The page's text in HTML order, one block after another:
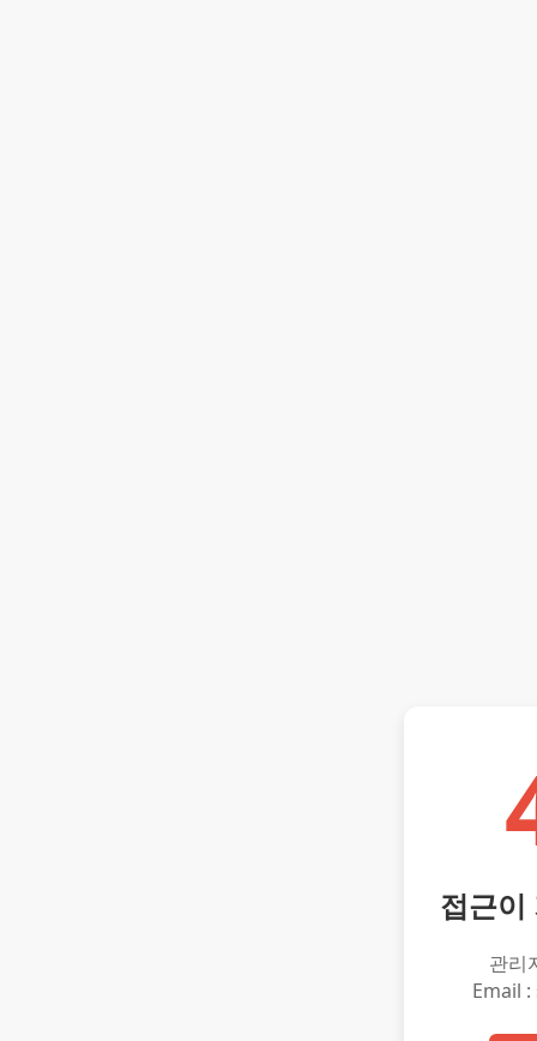
접근이
관리
Email